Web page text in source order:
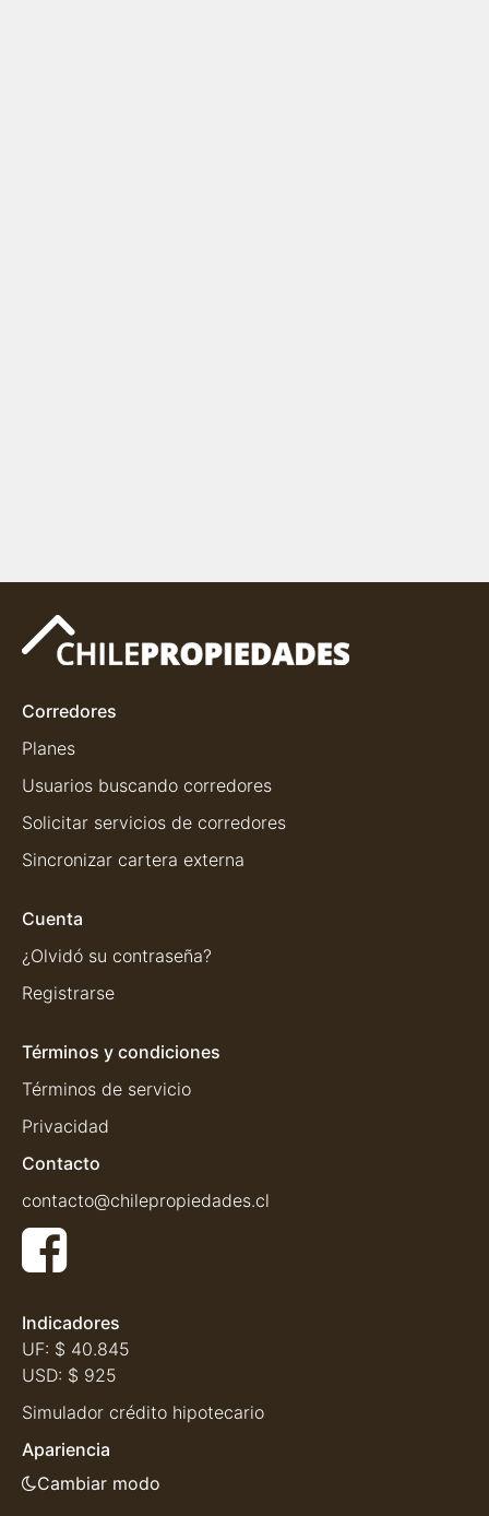
Corredores
Planes
Usuarios buscando corredores
Solicitar servicios de corredores
Sincronizar cartera externa
Cuenta
¿Olvidó su contraseña?
Registrarse
Términos y condiciones
Términos de servicio
Privacidad
Contacto
contacto@chilepropiedades.cl
Indicadores
UF: $ 40.845
USD: $ 925
Simulador crédito hipotecario
Apariencia
Cambiar modo